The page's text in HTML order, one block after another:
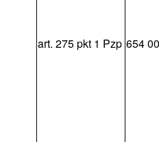
art. 275 pkt 1 Pzp 654